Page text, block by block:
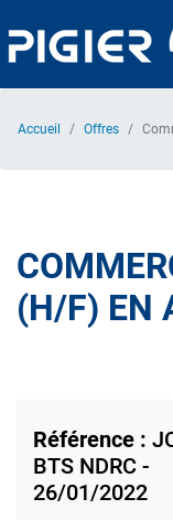
au
contenu
Accueil Offres
(H/F) EN
Référence :
BTS NDRC -
26/01/2022